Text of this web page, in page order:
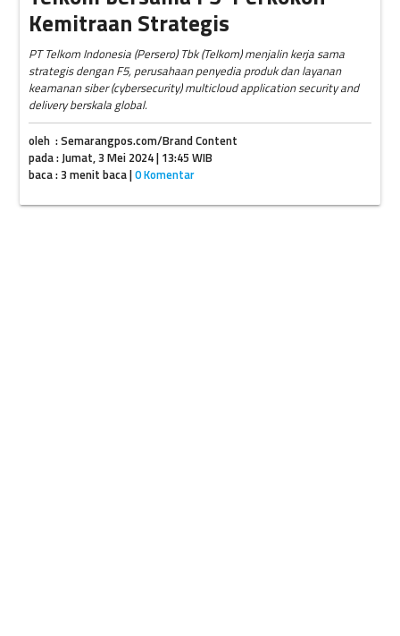
Kemitraan Strategis
PT Telkom Indonesia (Persero) Tbk (Telkom) menjalin kerja sama
strategis dengan F5, perusahaan penyedia produk dan layanan
keamanan siber (cybersecurity) multicloud application security and
delivery berskala global.
oleh : Semarangpos.com/Brand Content
pada : Jumat, 3 Mei 2024 | 13:45 WIB
baca : 3 menit baca |0 Komentar